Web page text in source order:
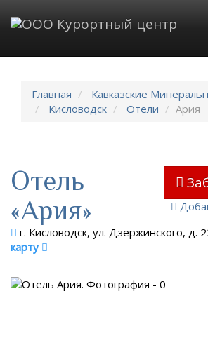
Главная
Кавказские
Кисловодск
Отели Ария
Отель
«Ария»
г. Кисловодск, ул. Дзержинского, д.
карту